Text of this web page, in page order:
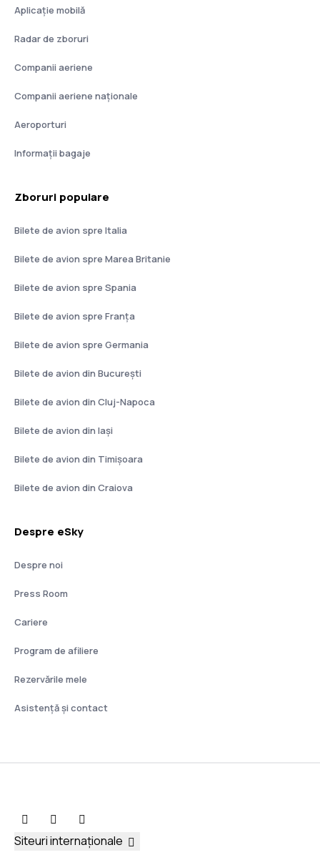
Aplicație mobilă
Radar de zboruri
Companii aeriene
Companii aeriene naţionale
Aeroporturi
Informații bagaje
Zboruri populare
Bilete de avion spre Italia
Bilete de avion spre Marea Britanie
Bilete de avion spre Spania
Bilete de avion spre Franţa
Bilete de avion spre Germania
Bilete de avion din București
Bilete de avion din Cluj-Napoca
Bilete de avion din Iași
Bilete de avion din Timișoara
Bilete de avion din Craiova
Despre eSky
Despre noi
Press Room
Cariere
Program de afiliere
Rezervările mele
Asistenţă şi contact
Siteuri internaționale